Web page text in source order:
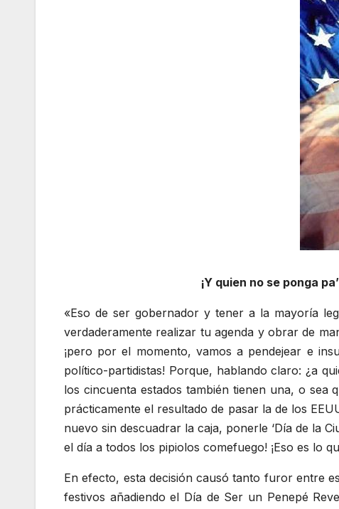
¡Y quien no se ponga
«Eso de ser gobernador y tener a la mayoría
verdaderamente realizar tu agenda y obrar de
¡pero por el momento, vamos a pendejear e
político-partidistas! Porque, hablando claro: ¿a
los cincuenta estados también tienen una, o
prácticamente el resultado de pasar la de los
nuevo sin descuadrar la caja, ponerle ‘Día de la
el día a todos los pipiolos comefuego! ¡Eso es lo
En efecto, esta decisión causó tanto furor entre
festivos añadiendo el Día de Ser un Penepé